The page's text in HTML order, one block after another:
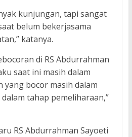
kunjungan, tapi sangat
belum bekerjasama
katanya.
di RS Abdurrahman
saat ini masih dalam
yang bocor masih dalam
tahap pemeliharaan,”
RS Abdurrahman Sayoeti